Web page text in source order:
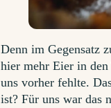
Denn im Gegensatz
hier mehr Eier in
uns vorher fehlte.
ist? Für uns war das